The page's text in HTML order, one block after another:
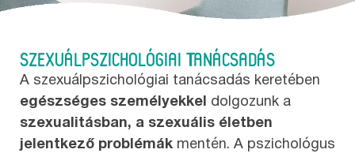
SZEXUÁLPSZICHOLÓGIAI TANÁCSADÁS
A szexuálpszichológiai tanácsadás keretében
egészséges személyekkel dolgozunk a
szexualitásban, a szexuális életben
jelentkező problémák mentén. A pszichológus